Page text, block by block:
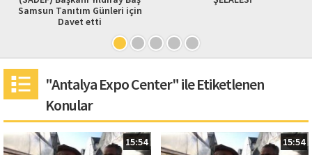
Günleri için
"Antalya Expo Center" ile Etiketlenen
Konular
15:54 15:54